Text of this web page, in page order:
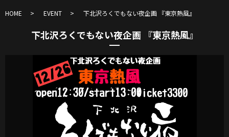
HOME EVENT 下北沢ろくでもない夜企画 『東京熱風』
下北沢ろくでもない夜企画 『東京熱風』